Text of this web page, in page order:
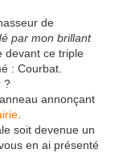
de
par mon brillant
devant ce triple
: Courbat.
?
annonçant
soit devenue un
en ai présenté